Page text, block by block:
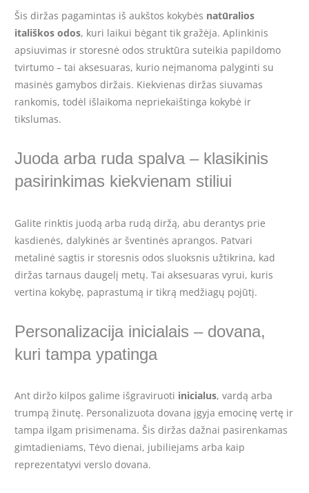
Šis diržas pagamintas iš aukštos kokybės natūralios
itališkos odos, kuri laikui bėgant tik gražėja. Aplinkinis
apsiuvimas ir storesnė odos struktūra suteikia papildomo
tvirtumo – tai aksesuaras, kurio neįmanoma palyginti su
masinės gamybos diržais. Kiekvienas diržas siuvamas
rankomis, todėl išlaikoma nepriekaištinga kokybė ir
tikslumas.
Juoda arba ruda spalva – klasikinis
pasirinkimas kiekvienam stiliui
Galite rinktis juodą arba rudą diržą, abu derantys prie
kasdienės, dalykinės ar šventinės aprangos. Patvari
metalinė sagtis ir storesnis odos sluoksnis užtikrina, kad
diržas tarnaus daugelį metų. Tai aksesuaras vyrui, kuris
vertina kokybę, paprastumą ir tikrą medžiagų pojūtį.
Personalizacija inicialais – dovana,
kuri tampa ypatinga
Ant diržo kilpos galime išgraviruoti inicialus, vardą arba
trumpą žinutę. Personalizuota dovana įgyja emocinę vertę ir
tampa ilgam prisimenama. Šis diržas dažnai pasirenkamas
gimtadieniams, Tėvo dienai, jubiliejams arba kaip
reprezentatyvi verslo dovana.